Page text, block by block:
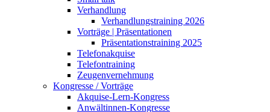
Verhandlung
Verhandlungstraining 2026
Vorträge | Präsentationen
Präsentationstraining 2025
Telefonakquise
Telefontraining
Zeugenvernehmung
Kongresse / Vorträge
Akquise-Lern-Kongress
Anwältinnen-Kongresse